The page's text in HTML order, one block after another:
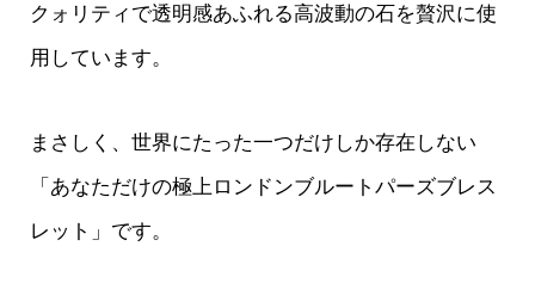
クォリティで透明感あふれる高波動の石を贅沢に使
用しています。
まさしく、世界にたった一つだけしか存在しない
「あなただけの極上ロンドンブルートパーズブレス
レット」です。